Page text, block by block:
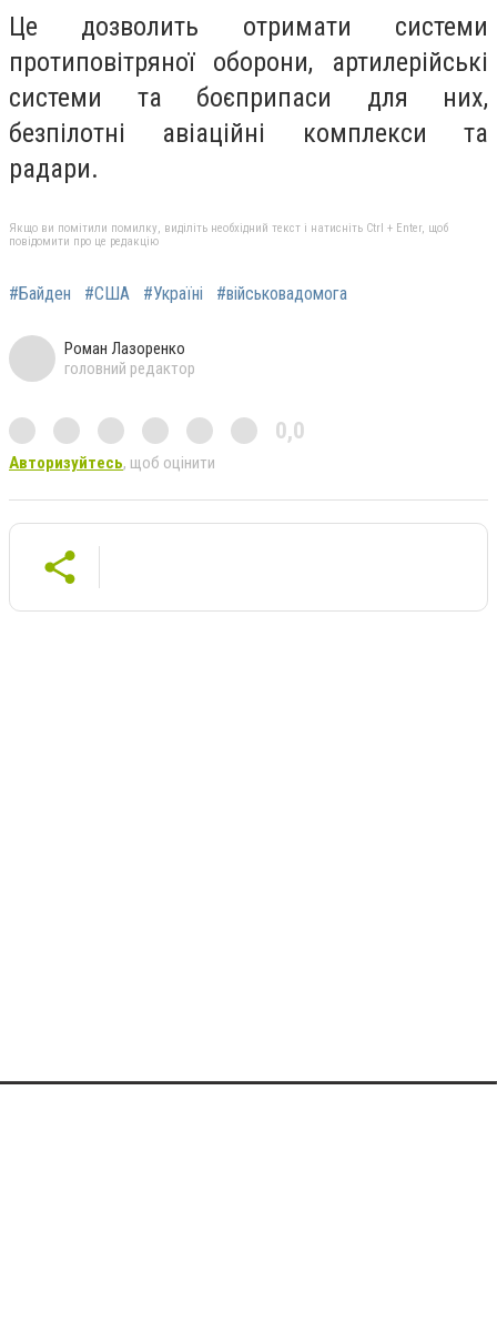
Це дозволить отримати системи
протиповітряної оборони, артилерійські
системи та боєприпаси для них,
безпілотні авіаційні комплекси та
радари.
Якщо ви помітили помилку, виділіть необхідний текст і натисніть Ctrl + Enter, щоб
повідомити про це редакцію
#Байден #США #Україні #військовадомога
Роман Лазоренко
головний редактор
0,0
Авторизуйтесь, щоб оцінити